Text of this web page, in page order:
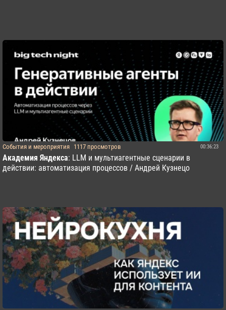
00:36:23
События и мероприятия 1117 просмотров
Академия Яндекса: LLM и мультиагентные сценарии в
действии: автоматизация процессов / Андрей Кузнецо